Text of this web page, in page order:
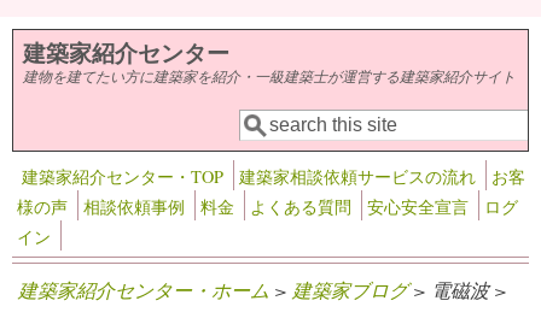
メインコンテンツに移動
建築家紹介センター
建物を建てたい方に建築家を紹介・一級建築士が運営する建築家紹介サイト
検索フォーム
検索
建築家紹介センター・TOP 建築家相談依頼サービスの流れ
お客
様の声
相談依頼事例 料金 よくある質問 安心安全宣言
ログ
イン
建築家紹介センター・ホーム > 建築家ブログ> 電磁波 >